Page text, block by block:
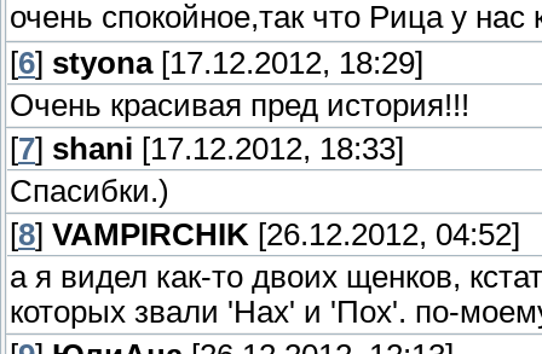
очень спокойное,так что Рица у нас
[6] styona[17.12.2012, 18:29]
Очень красивая пред история!!!
[7] shani [17.12.2012, 18:33]
Спасибки.)
[8] VAMPIRCHIK [26.12.2012, 04:52]
а я видел как-то двоих щенков,
которых звали 'Нах' и 'Пох'. по-